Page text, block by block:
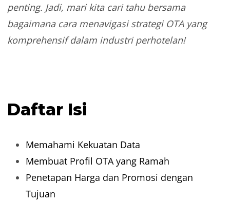
penting. Jadi, mari kita cari tahu bersama
bagaimana cara menavigasi strategi OTA yang
komprehensif dalam industri perhotelan!
Daftar Isi
Memahami Kekuatan Data
Membuat Profil OTA yang Ramah
Penetapan Harga dan Promosi dengan
Tujuan